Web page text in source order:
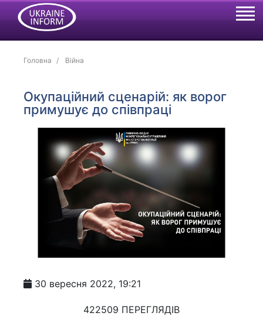
Головна Війна
Окупаційний сценарій: як ворог
примушує до співпраці
30 вересня 2022, 19:21
422509 ПЕРЕГЛЯДІВ